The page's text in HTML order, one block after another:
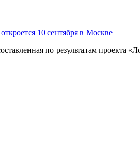
10 сентября в Москве
по результатам проекта